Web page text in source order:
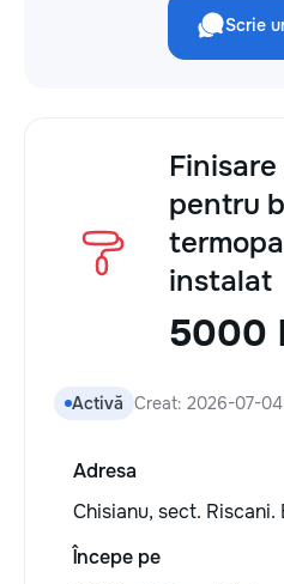
Scrie
pentru
instalat
5000
Activă Creat: 2026-07-04
Adresa
Chisianu, sect. Riscani.
Începe pe